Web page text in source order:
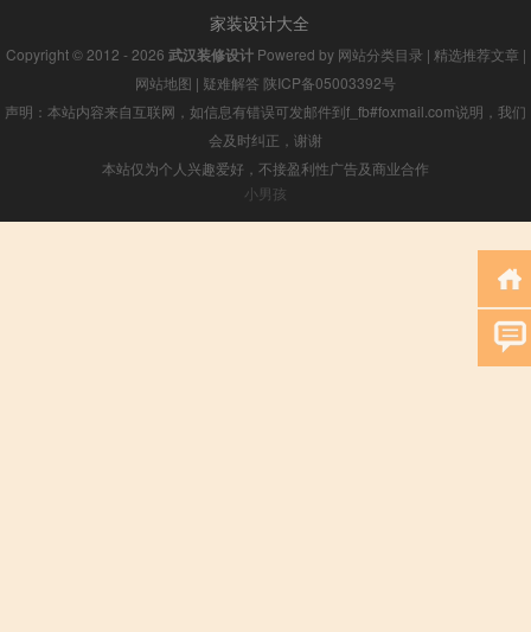
家装设计大全
Copyright © 2012 - 2026 武汉装修设计Powered by 网站分类目录 | 精选推荐文章 |
网站地图 | 疑难解答 陕ICP备05003392号
声明：本站内容来自互联网，如信息有错误可发邮件到f_fb#foxmail.com说明，我们
会及时纠正，谢谢
本站仅为个人兴趣爱好，不接盈利性广告及商业合作
小男孩